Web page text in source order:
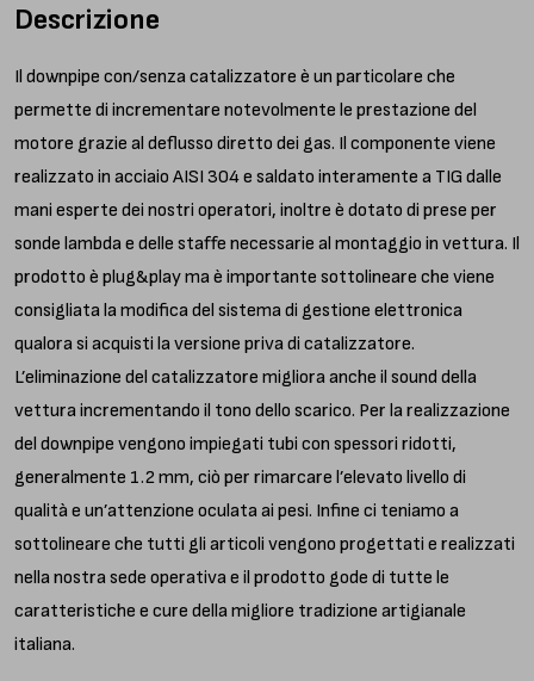
Descrizione
Il downpipe con/senza catalizzatore è un particolare che
permette di incrementare notevolmente le prestazione del
motore grazie al deflusso diretto dei gas. Il componente viene
realizzato in acciaio AISI 304 e saldato interamente a TIG dalle
mani esperte dei nostri operatori, inoltre è dotato di prese per
sonde lambda e delle staffe necessarie al montaggio in vettura. Il
prodotto è plug&play ma è importante sottolineare che viene
consigliata la modifica del sistema di gestione elettronica
qualora si acquisti la versione priva di catalizzatore.
L’eliminazione del catalizzatore migliora anche il sound della
vettura incrementando il tono dello scarico. Per la realizzazione
del downpipe vengono impiegati tubi con spessori ridotti,
generalmente 1.2 mm, ciò per rimarcare l’elevato livello di
qualità e un’attenzione oculata ai pesi. Infine ci teniamo a
sottolineare che tutti gli articoli vengono progettati e realizzati
nella nostra sede operativa e il prodotto gode di tutte le
caratteristiche e cure della migliore tradizione artigianale
italiana.